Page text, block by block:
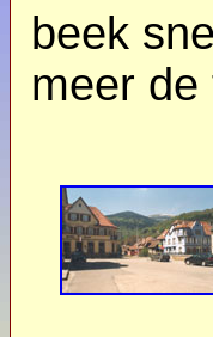
beek
meer de